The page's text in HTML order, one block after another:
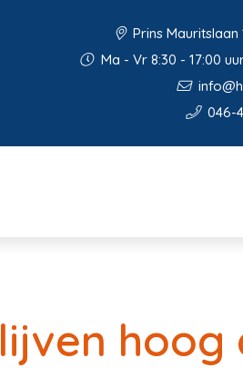
Prins Mauritslaan
Ma - Vr 8:30 - 17:00
046-
hoog